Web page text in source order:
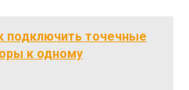
подключить точечные
к одному